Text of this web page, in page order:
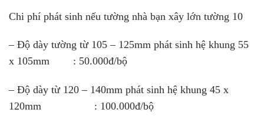
Chi phí phát sinh nếu tường nhà bạn xây lớn tường 10
– Độ dày tường từ 105 – 125mm phát sinh hệ khung 55
x 105mm : 50.000đ/bộ
– Độ dày từ 120 – 140mm phát sinh hệ khung 45 x
120mm : 100.000đ/bộ